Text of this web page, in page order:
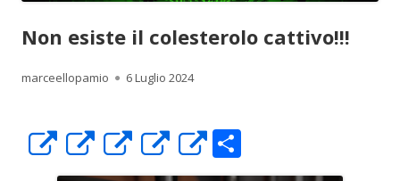
Non esiste il colesterolo cattivo!!!
Autore
marceellopamio Pubblicato
6 Luglio 2024
Apre
in
Apre
in
Apre
in
Apre
in
Apre
in o